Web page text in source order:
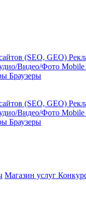
(SEO, GEO)
Видео/Фото Mobile
Браузеры
(SEO, GEO)
Видео/Фото Mobile
Браузеры
Магазин услуг